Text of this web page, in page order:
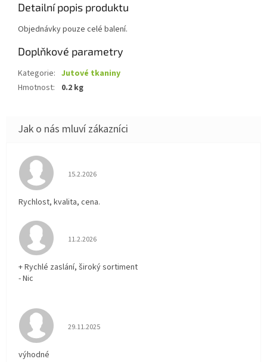
Detailní popis produktu
Objednávky pouze celé balení.
Doplňkové parametry
Kategorie: Jutové tkaniny
Hmotnost: 0.2 kg
Hodnocení obchodu je 5 z 5 hvězdiček.
15.2.2026
Rychlost, kvalita, cena.
Hodnocení obchodu je 5 z 5 hvězdiček.
11.2.2026
+ Rychlé zaslání, široký sortiment
- Nic
Hodnocení obchodu je 5 z 5 hvězdiček.
29.11.2025
výhodné